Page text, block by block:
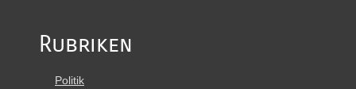
Rubriken
Politik